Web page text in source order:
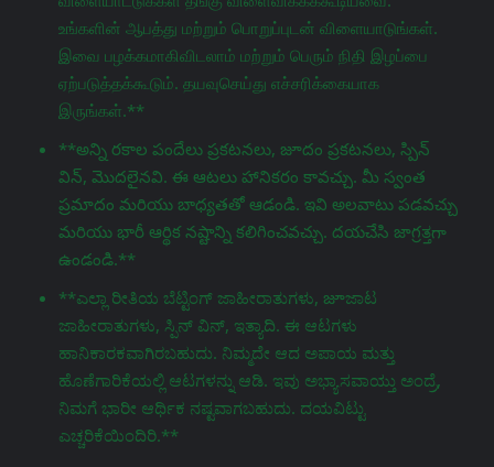
உங்களின் ஆபத்து மற்றும் பொறுப்புடன் விளையாடுங்கள்.
இவை பழக்கமாகிவிடலாம் மற்றும் பெரும் நிதி இழப்பை
ஏற்படுத்தக்கூடும். தயவுசெய்து எச்சரிக்கையாக
இருங்கள்.**
**అన్ని రకాల పందేలు ప్రకటనలు, జూదం ప్రకటనలు, స్పిన్
విన్, మొదలైనవి. ఈ ఆటలు హానికరం కావచ్చు. మీ స్వంత
ప్రమాదం మరియు బాధ్యతతో ఆడండి. ఇవి అలవాటు పడవచ్చు
మరియు భారీ ఆర్థిక నష్టాన్ని కలిగించవచ్చు. దయచేసి జాగ్రತ್ತగా
ఉండండి.**
**ಎಲ್ಲಾ ರೀತಿಯ ಬೆಟ್ಟಿಂಗ್ ಜಾಹೀರಾತುಗಳು, జూಜಾಟ
ಜಾಹೀರಾತುಗಳು, ಸ್ಪಿನ್ ವಿನ್, ಇತ್ಯಾದಿ. ಈ ಆಟಗಳು
ಹಾನಿಕಾರಕವಾಗಿರಬಹುದು. ನಿಮ್ಮದೇ ಆದ ಅಪಾಯ ಮತ್ತು
ಹೊಣೆಗಾರಿಕೆಯಲ್ಲಿ ಆಟಗಳನ್ನು ಆಡಿ. ಇವು ಅಭ್ಯಾಸವಾಯ್ತು ಅಂದ್ರೆ,
ನಿಮಗೆ ಭಾರೀ ಆರ್ಥಿಕ ನಷ್ಟವಾಗಬಹುದು. ದಯವಿಟ್ಟು
ಎಚ್ಚರಿಕೆಯಿಂದಿರಿ.**